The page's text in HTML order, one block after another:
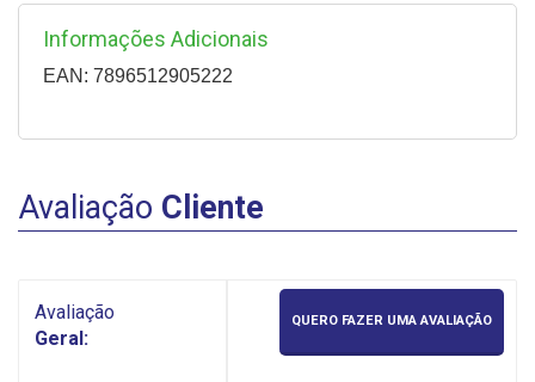
Informações Adicionais
EAN: 7896512905222
Avaliação Cliente
Avaliação
Geral:
QUERO FAZER UMA AVALIAÇÃO